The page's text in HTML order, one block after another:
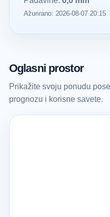
Ažurirano: 2026-08-07 20:15
Oglasni prostor
Prikažite svoju ponudu
prognozu i korisne savete.